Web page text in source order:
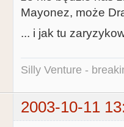
Mayonez, może
... i jak tu
Silly Venture -
2003-10-11